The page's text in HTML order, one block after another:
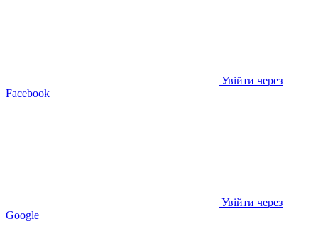
Увійти через
Facebook
Увійти через
Google